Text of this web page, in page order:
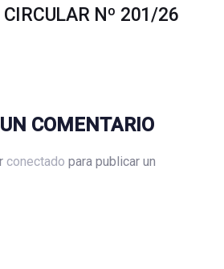
Nº 201/26
COMENTARIO
conectado para publicar un